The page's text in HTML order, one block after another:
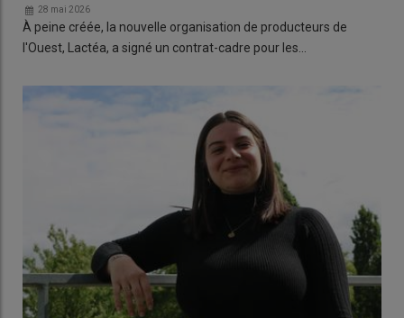
28 mai 2026
À peine créée, la nouvelle organisation de producteurs de
l'Ouest, Lactéa, a signé un contrat-cadre pour les…